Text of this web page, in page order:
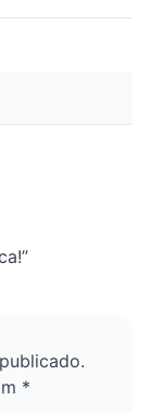
*